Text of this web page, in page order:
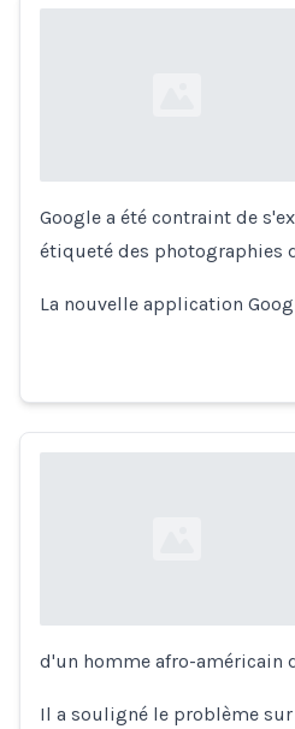
Loading...
Google a été contraint de
étiqueté des photographies
La nouvelle application
d'un homme afro-américain
Il a souligné le problème